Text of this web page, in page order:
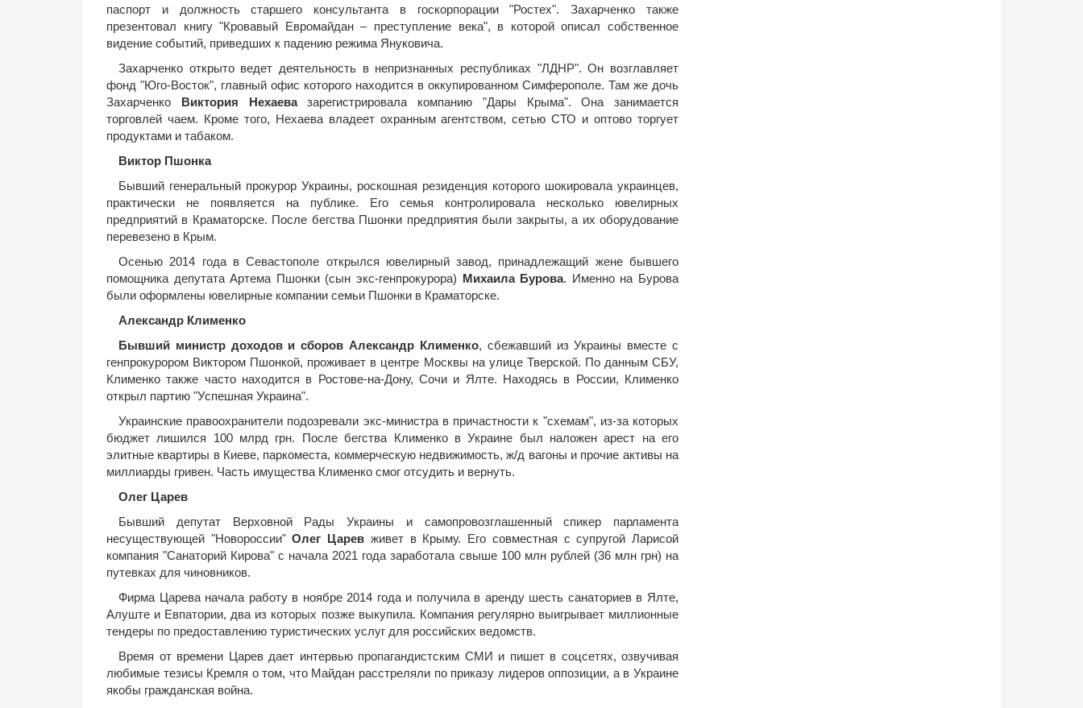
паспорт и должность старшего консультанта в госкорпорации "Ростех". Захарченко также
презентовал книгу "Кровавый Евромайдан – преступление века", в которой описал собственное
видение событий, приведших к падению режима Януковича.
Захарченко открыто ведет деятельность в непризнанных республиках "ЛДНР". Он возглавляет
фонд "Юго-Восток", главный офис которого находится в оккупированном Симферополе. Там же дочь
Захарченко Виктория Нехаевазарегистрировала компанию "Дары Крыма". Она занимается
торговлей чаем. Кроме того, Нехаева владеет охранным агентством, сетью СТО и оптово торгует
продуктами и табаком.
Виктор Пшонка
Бывший генеральный прокурор Украины, роскошная резиденция которого шокировала украинцев,
практически не появляется на публике. Его семья контролировала несколько ювелирных
предприятий в Краматорске. После бегства Пшонки предприятия были закрыты, а их оборудование
перевезено в Крым.
Осенью 2014 года в Севастополе открылся ювелирный завод, принадлежащий жене бывшего
помощника депутата Артема Пшонки (сын экс-генпрокурора) Михаила Бурова. Именно на Бурова
были оформлены ювелирные компании семьи Пшонки в Краматорске.
Александр Клименко
Бывший министр доходов и сборов Александр Клименко, сбежавший из Украины вместе с
генпрокурором Виктором Пшонкой, проживает в центре Москвы на улице Тверской. По данным СБУ,
Клименко также часто находится в Ростове-на-Дону, Сочи и Ялте. Находясь в России, Клименко
открыл партию "Успешная Украина".
Украинские правоохранители подозревали экс-министра в причастности к "схемам", из-за которых
бюджет лишился 100 млрд грн. После бегства Клименко в Украине был наложен арест на его
элитные квартиры в Киеве, паркоместа, коммерческую недвижимость, ж/д вагоны и прочие активы на
миллиарды гривен. Часть имущества Клименко смог отсудить и вернуть.
Олег Царев
Бывший депутат Верховной Рады Украины и самопровозглашенный спикер парламента
несуществующей "Новороссии"Олег Царев живет в Крыму. Его совместная с супругой Ларисой
компания "Санаторий Кирова" с начала 2021 года заработала свыше 100 млн рублей (36 млн грн) на
путевках для чиновников.
Фирма Царева начала работу в ноябре 2014 года и получила в аренду шесть санаториев в Ялте,
Алуште и Евпатории, два из которых позже выкупила. Компания регулярно выигрывает миллионные
тендеры по предоставлению туристических услуг для российских ведомств.
Время от времени Царев дает интервью пропагандистским СМИ и пишет в соцсетях, озвучивая
любимые тезисы Кремля о том, что Майдан расстреляли по приказу лидеров оппозиции, а в Украине
якобы гражданская война.